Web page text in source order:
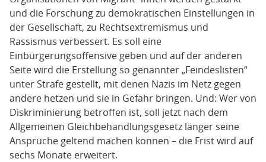
und die Forschung zu demokratischen Einstellungen in
der Gesellschaft, zu Rechtsextremismus und
Rassismus verbessert. Es soll eine
Einbürgerungsoffensive geben und auf der anderen
Seite wird die Erstellung so genannter „Feindeslisten“
unter Strafe gestellt, mit denen Nazis im Netz gegen
andere hetzen und sie in Gefahr bringen. Und: Wer von
Diskriminierung betroffen ist, soll jetzt nach dem
Allgemeinen Gleichbehandlungsgesetz länger seine
Ansprüche geltend machen können – die Frist wird auf
sechs Monate erweitert.